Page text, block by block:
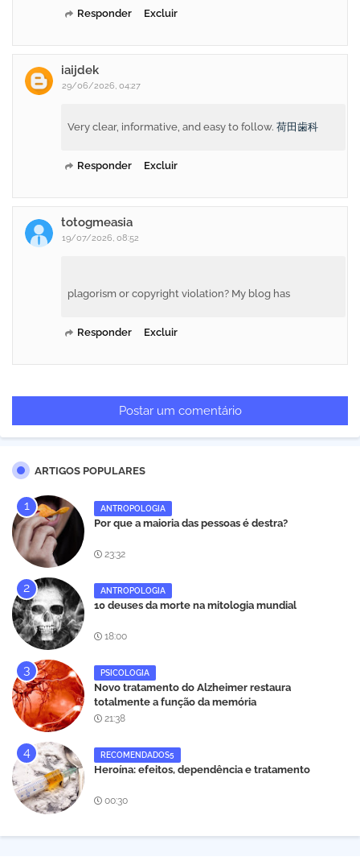
Responder Excluir
iaijdek
29/06/2026, 04:27
Very clear, informative, and easy to follow. 荷田歯科
Responder Excluir
totogmeasia
19/07/2026, 08:52
plagorism or copyright violation? My blog has
Responder Excluir
Postar um comentário
ARTIGOS POPULARES
ANTROPOLOGIA
Por que a maioria das pessoas é destra?
23:32
ANTROPOLOGIA
10 deuses da morte na mitologia mundial
18:00
PSICOLOGIA
Novo tratamento do Alzheimer restaura
totalmente a função da memória
21:38
RECOMENDADOS5
Heroína: efeitos, dependência e tratamento
00:30